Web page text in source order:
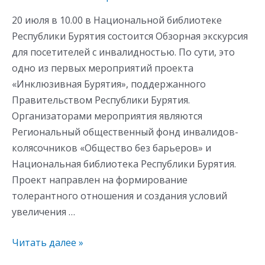
20 июля в 10.00 в Национальной библиотеке
Республики Бурятия состоится Обзорная экскурсия
для посетителей с инвалидностью. По сути, это
одно из первых мероприятий проекта
«Инклюзивная Бурятия», поддержанного
Правительством Республики Бурятия.
Организаторами мероприятия являются
Региональный общественный фонд инвалидов-
колясочников «Общество без барьеров» и
Национальная библиотека Республики Бурятия.
Проект направлен на формирование
толерантного отношения и создания условий
увеличения …
Читать далее »